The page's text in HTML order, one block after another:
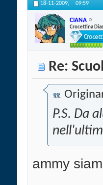
18-11-2009, 09:59
CIANA
Crocettina
Re:
P.S. Da
ammy